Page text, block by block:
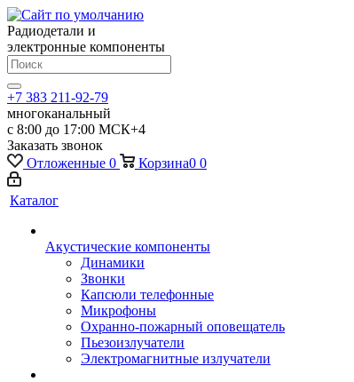
Радиодетали и
электронные компоненты
+7 383 211-92-79
многоканальный
с 8:00 до 17:00 МСК+4
Заказать звонок
Отложенные 0 Корзина0 0
Каталог
Акустические компоненты
Динамики
Звонки
Капсюли телефонные
Микрофоны
Охранно-пожарный оповещатель
Пьезоизлучатели
Электромагнитные излучатели